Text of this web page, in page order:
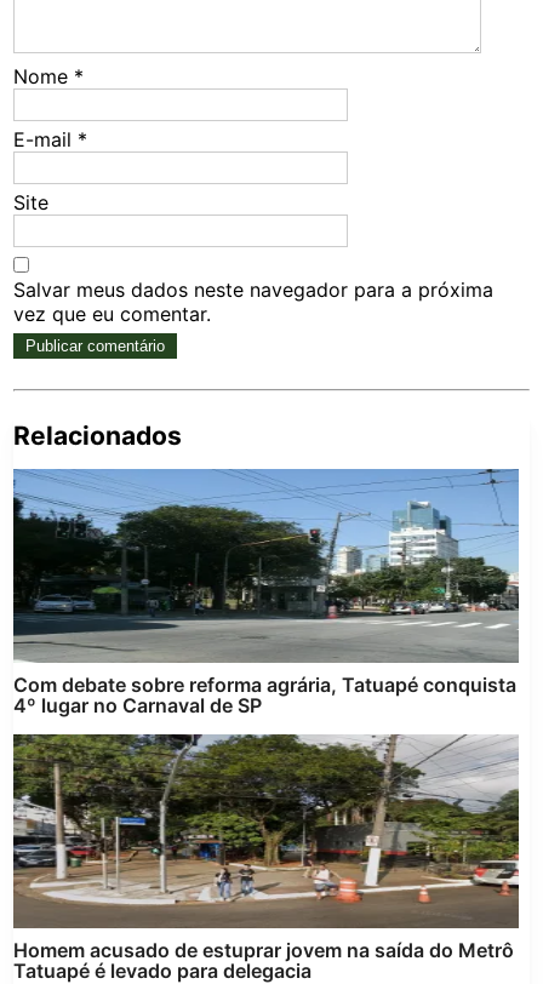
Nome *
E-mail *
Site
Salvar meus dados neste navegador para a próxima
vez que eu comentar.
Relacionados
Com debate sobre reforma agrária, Tatuapé conquista
4º lugar no Carnaval de SP
Homem acusado de estuprar jovem na saída do Metrô
Tatuapé é levado para delegacia